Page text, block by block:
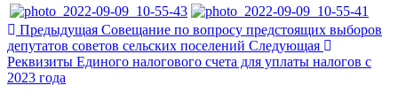
Предыдущая Совещание по вопросу предстоящих выборов
депутатов советов сельских поселений Следующая
Реквизиты Единого налогового счета для уплаты налогов с
2023 года